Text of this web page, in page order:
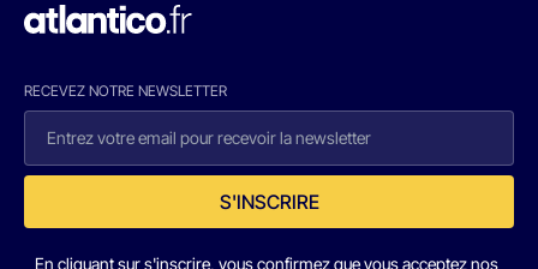
RECEVEZ NOTRE NEWSLETTER
S'INSCRIRE
En cliquant sur s'inscrire, vous confirmez que vous acceptez nos